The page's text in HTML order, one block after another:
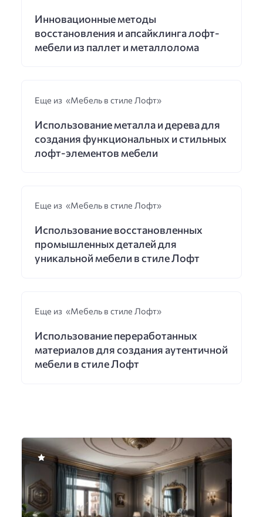
Инновационные методы
восстановления и апсайклинга лофт-
мебели из паллет и металлолома
Еще из «Мебель в стиле Лофт»
Использование металла и дерева для
создания функциональных и стильных
лофт-элементов мебели
Еще из «Мебель в стиле Лофт»
Использование восстановленных
промышленных деталей для
уникальной мебели в стиле Лофт
Еще из «Мебель в стиле Лофт»
Использование переработанных
материалов для создания аутентичной
мебели в стиле Лофт